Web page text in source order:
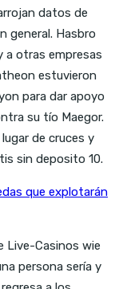
datos de
general. Hasbro
a otras empresas
estuvieron
para dar apoyo
su tío Maegor.
de cruces y
sin deposito 10.
que explotarán
Live-Casinos wie
persona sería y